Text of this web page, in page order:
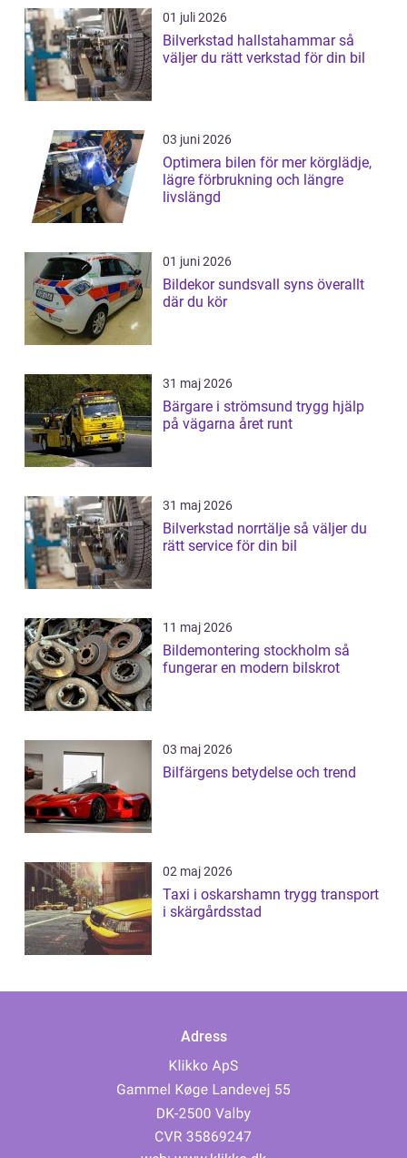
01 juli 2026
Bilverkstad hallstahammar så
väljer du rätt verkstad för din bil
03 juni 2026
Optimera bilen för mer körglädje,
lägre förbrukning och längre
livslängd
01 juni 2026
Bildekor sundsvall syns överallt
där du kör
31 maj 2026
Bärgare i strömsund trygg hjälp
på vägarna året runt
31 maj 2026
Bilverkstad norrtälje så väljer du
rätt service för din bil
11 maj 2026
Bildemontering stockholm så
fungerar en modern bilskrot
03 maj 2026
Bilfärgens betydelse och trend
02 maj 2026
Taxi i oskarshamn trygg transport
i skärgårdsstad
Adress